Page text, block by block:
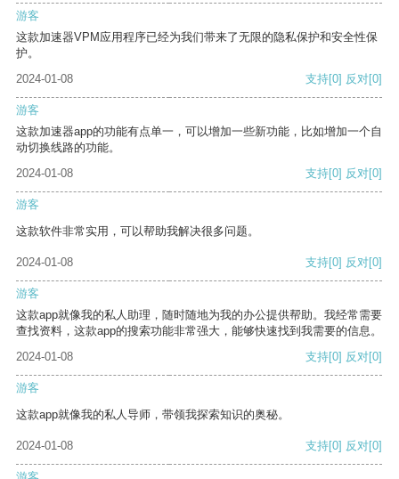
游客
这款加速器VPM应用程序已经为我们带来了无限的隐私保护和安全性保
护。
2024-01-08
支持[0] 反对[0]
游客
这款加速器app的功能有点单一，可以增加一些新功能，比如增加一个自
动切换线路的功能。
2024-01-08
支持[0] 反对[0]
游客
这款软件非常实用，可以帮助我解决很多问题。
2024-01-08 支持[0] 反对[0]
游客
这款app就像我的私人助理，随时随地为我的办公提供帮助。我经常需要
查找资料，这款app的搜索功能非常强大，能够快速找到我需要的信息。
2024-01-08
支持[0] 反对[0]
游客
这款app就像我的私人导师，带领我探索知识的奥秘。
2024-01-08 支持[0] 反对[0]